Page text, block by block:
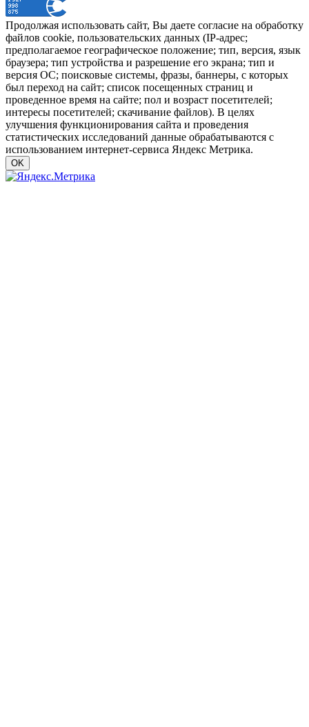
Продолжая использовать сайт, Вы даете согласие на обработку
файлов cookie, пользовательских данных (IP-адрес;
предполагаемое географическое положение; тип, версия, язык
браузера; тип устройства и разрешение его экрана; тип и
версия ОС; поисковые системы, фразы, баннеры, с которых
был переход на сайт; список посещенных страниц и
проведенное время на сайте; пол и возраст посетителей;
интересы посетителей; скачивание файлов). В целях
улучшения функционирования сайта и проведения
статистических исследований данные обрабатываются с
использованием интернет-сервиса Яндекс Метрика.
OK